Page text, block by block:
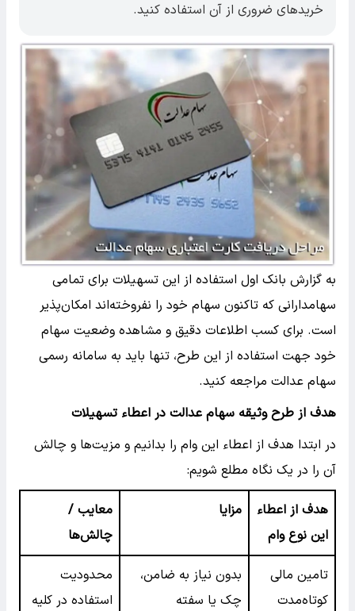
خریدهای ضروری از آن استفاده کنید.
به گزارش بانک اول استفاده از این تسهیلات برای تمامی
سهامدارانی که تاکنون سهام خود را نفروخته‌اند امکان‌پذیر
است. برای کسب اطلاعات دقیق و مشاهده وضعیت سهام
خود جهت استفاده از این طرح، تنها باید به سامانه رسمی
سهام عدالت مراجعه کنید.
هدف از طرح وثیقه سهام عدالت در اعطاء تسهیلات
در ابتدا هدف از اعطاء این وام را بدانیم و مزیت‌ها و چالش
آن را در یک نگاه مطلع شویم:
هدف از اعطاء
این نوع وام
مزایا
معایب /
چالش‌ها
تامین مالی
کوتاه‌مدت
بدون نیاز به ضامن،
چک یا سفته
محدودیت
استفاده در کلیه